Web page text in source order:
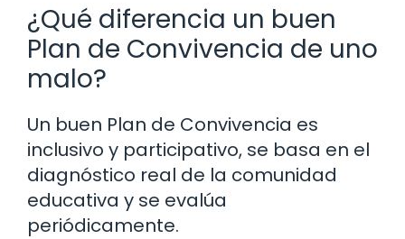
¿Qué diferencia un buen
Plan de Convivencia de uno
malo?
Un buen Plan de Convivencia es
inclusivo y participativo, se basa en el
diagnóstico real de la comunidad
educativa y se evalúa
periódicamente.